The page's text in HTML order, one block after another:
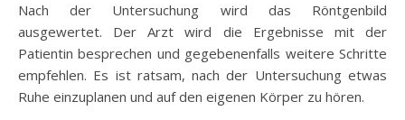
Nach der Untersuchung wird das Röntgenbild
ausgewertet. Der Arzt wird die Ergebnisse mit der
Patientin besprechen und gegebenenfalls weitere Schritte
empfehlen. Es ist ratsam, nach der Untersuchung etwas
Ruhe einzuplanen und auf den eigenen Körper zu hören.